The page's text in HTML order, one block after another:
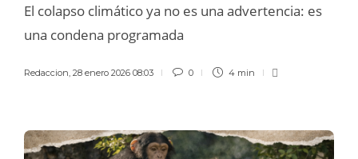
El colapso climático ya no es una advertencia: es
una condena programada
Redaccion 28 enero 2026 08:03 0 4 min